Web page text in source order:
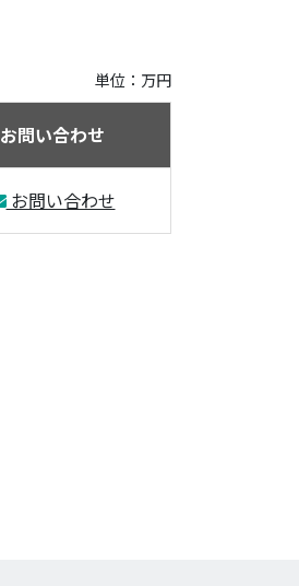
単位：万円
お問い合わせ
お問い合わせ